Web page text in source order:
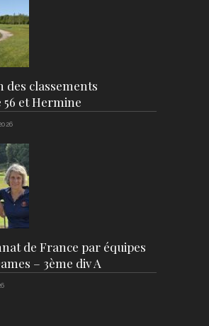
des classements
et Hermine
de France par équipes
– 3ème div A